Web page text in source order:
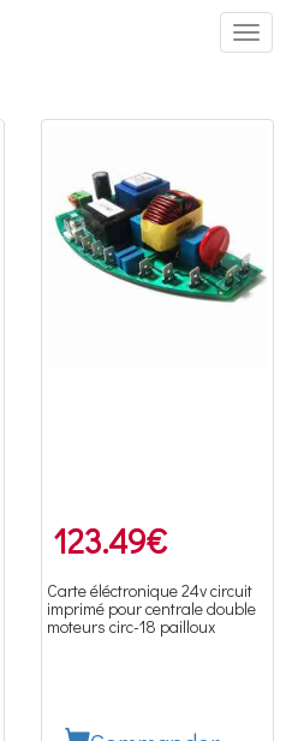
123.49€
Carte éléctronique 24v circuit
imprimé pour centrale double
moteurs circ-18 pailloux